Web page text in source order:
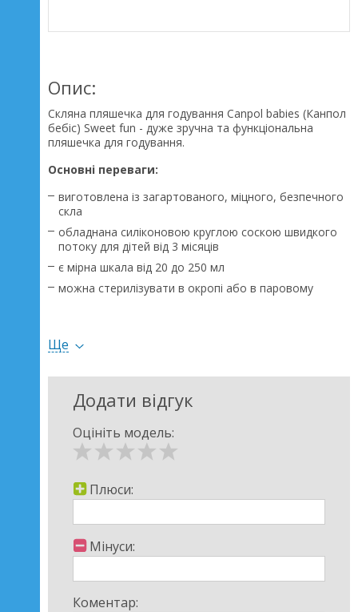
Опис:
Скляна пляшечка для годування Canpol babies (Канпол
бебіс) Sweet fun - дуже зручна та функціональна
пляшечка для годування.
Основні переваги:
виготовлена із загартованого, міцного, безпечного
скла
обладнана силіконовою круглою соскою швидкого
потоку для дітей від 3 місяців
є мірна шкала від 20 до 250 мл
можна стерилізувати в окропі або в паровому
Ще
Додати відгук
Оцініть модель:
Плюси:
Мінуси:
Коментар: